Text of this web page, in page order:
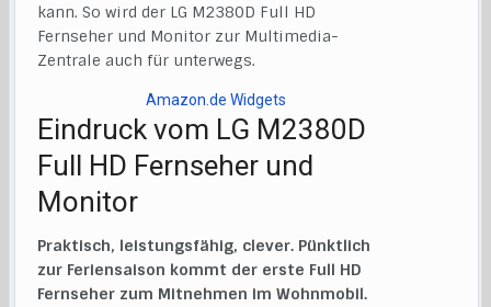
kann. So wird der LG M2380D Full HD
Fernseher und Monitor zur Multimedia-
Zentrale auch für unterwegs.
Amazon.de Widgets
Eindruck vom LG M2380D
Full HD Fernseher und
Monitor
Praktisch, leistungsfähig, clever. Pünktlich
zur Feriensaison kommt der erste Full HD
Fernseher zum Mitnehmen im Wohnmobil.